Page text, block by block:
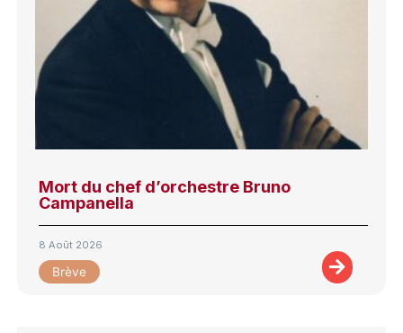
Mort du chef d’orchestre Bruno
Campanella
8 Août 2026
Brève